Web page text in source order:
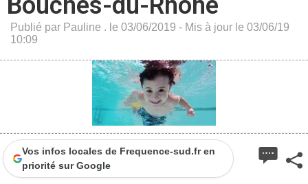
Publié par Pauline . le 03/06/2019 - Mis à jour le 03/06/19
10:09
Vos infos locales de Frequence-sud.fr en
priorité sur Google